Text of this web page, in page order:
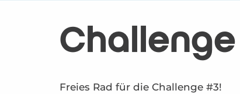
Freies Rad für die Challenge #3!